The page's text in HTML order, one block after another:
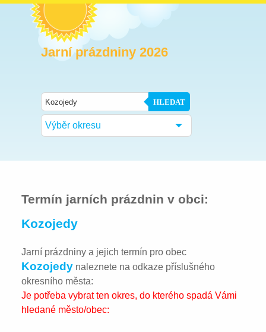
Jarní prázdniny 2026
HLEDAT
Výběr okresu
Termín jarních prázdnin v obci:
Kozojedy
Jarní prázdniny a jejich termín pro obec
Kozojedy naleznete na odkaze příslušného
okresního města:
Je potřeba vybrat ten okres, do kterého spadá Vámi
hledané město/obec: